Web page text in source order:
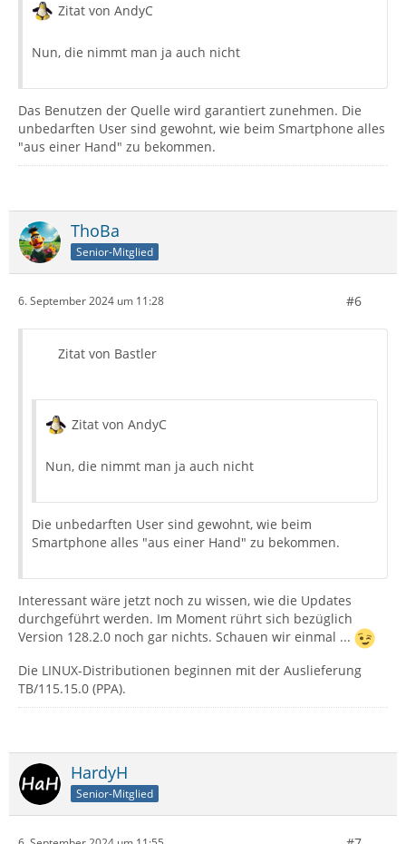
Zitat von AndyC
Nun, die nimmt man ja auch nicht
Das Benutzen der Quelle wird garantiert zunehmen. Die
unbedarften User sind gewohnt, wie beim Smartphone alles
"aus einer Hand" zu bekommen.
ThoBa
Senior-Mitglied
6. September 2024 um 11:28 #6
Zitat von Bastler
Zitat von AndyC
Nun, die nimmt man ja auch nicht
Die unbedarften User sind gewohnt, wie beim
Smartphone alles "aus einer Hand" zu bekommen.
Interessant wäre jetzt noch zu wissen, wie die Updates
durchgeführt werden. Im Moment rührt sich bezüglich
Version 128.2.0 noch gar nichts. Schauen wir einmal ...
Die LINUX-Distributionen beginnen mit der Auslieferung
TB/115.15.0 (PPA).
HardyH
Senior-Mitglied